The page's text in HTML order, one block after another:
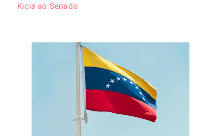
Kicis ao Senado